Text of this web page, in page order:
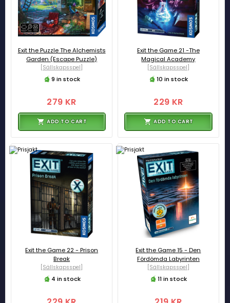
Exit the Puzzle The Alchemists
Garden (Escape Puzzle)
[Sällskapsspel]
9 in stock
279 KR
ADD TO CART
Exit the Game 21 -The
Magical Academy
[Sällskapsspel]
10 in stock
229 KR
ADD TO CART
Exit the Game 22 - Prison
Break
[Sällskapsspel]
4 in stock
Exit the Game 15 - Den
Fördömda Labyrinten
[Sällskapsspel]
11 in stock